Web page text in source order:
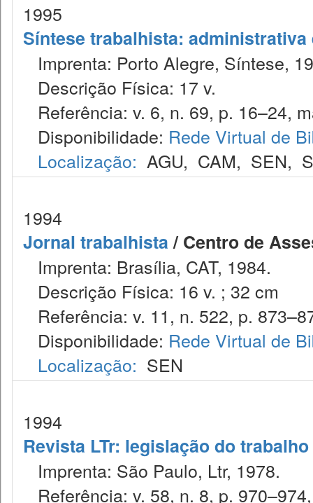
1995
Síntese trabalhista:
Imprenta: Porto Alegre, Síntese,
Descrição Física: 17 v.
Referência: v. 6, n. 69, p. 16–24,
Disponibilidade: Rede Virtual de
Localização: AGU, CAM, SEN,
1994
Jornal trabalhista/ Centro de
Imprenta: Brasília, CAT, 1984.
Descrição Física: 16 v. ; 32 cm
Referência: v. 11, n. 522, p.
Disponibilidade: Rede Virtual de
Localização: SEN
1994
Revista LTr: legislação do trabalho
Imprenta: São Paulo, Ltr, 1978.
Referência: v. 58, n. 8, p.